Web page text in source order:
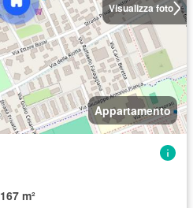
Visualizza foto
Appartamento
167 m²